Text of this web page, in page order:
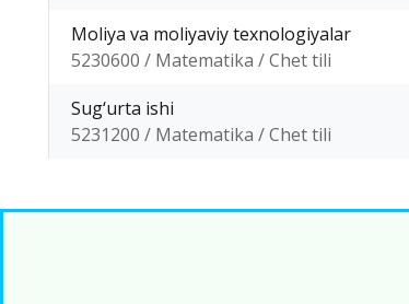
Moliya va moliyaviy texnologiyalar
5230600 / Matematika / Chet tili
Sug‘urta ishi
5231200 / Matematika / Chet tili